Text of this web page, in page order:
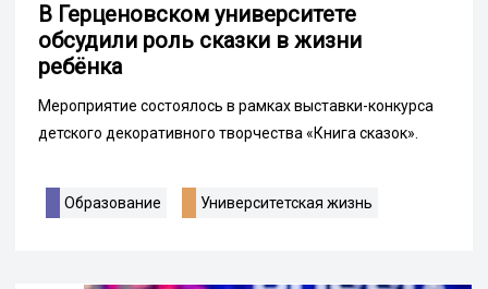
В Герценовском университете
обсудили роль сказки в жизни
ребёнка
Мероприятие состоялось в рамках выставки-конкурса
детского декоративного творчества «Книга сказок».
Образование Университетская жизнь